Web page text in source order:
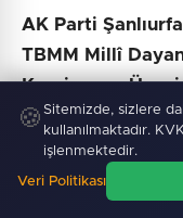
AK Parti
TBMM Millî
Komisyonu Üyesi
Terörsüz Türkiye
Aksan’a
bir siyasetçi
Yazmacı,
🍪 Sitemizde, sizlere
kullanılmaktadır.
işlenmektedir.
Veri Politikası